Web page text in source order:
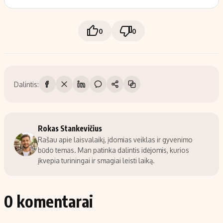
0 0
Dalintis:
Rokas Stankevičius
Rašau apie laisvalaikį, įdomias veiklas ir gyvenimo
būdo temas. Man patinka dalintis idėjomis, kurios
įkvepia turiningai ir smagiai leisti laiką.
0 komentarai